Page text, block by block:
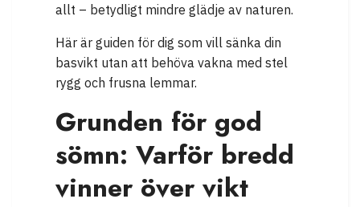
allt – betydligt mindre glädje av naturen.
Här är guiden för dig som vill sänka din
basvikt utan att behöva vakna med stel
rygg och frusna lemmar.
Grunden för god
sömn: Varför bredd
vinner över vikt